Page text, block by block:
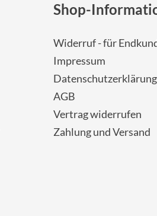
Shop-
Widerruf - für
Impressum
Datenschutzerklärung
AGB
Vertrag widerrufen
Zahlung und Versand